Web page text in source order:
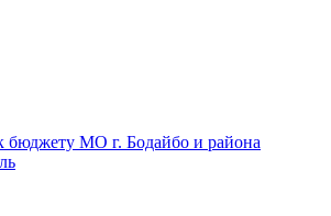
бюджету МО г. Бодайбо и района